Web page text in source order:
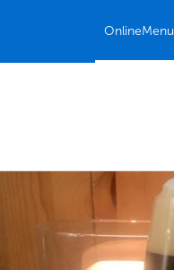
OnlineMenu